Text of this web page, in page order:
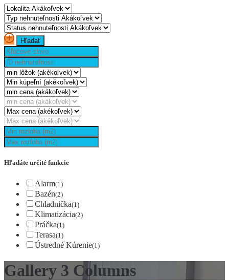
Hľadáte určité funkcie
Alarm(1)
Bazén(2)
Chladnička(1)
Klimatizácia(2)
Práčka(1)
Terasa(1)
Ústredné Kúrenie(1)
Gallery 3 Columns